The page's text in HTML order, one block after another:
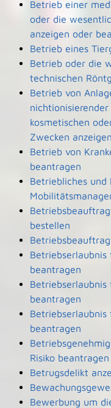
Betrieb einer
oder die
anzeigen oder
Betrieb eines
Betrieb oder die
technischen
Betrieb von
kosmetischen
Zwecken anzeigen
Betrieb von
beantragen
Betriebliches und
bestellen
beantragen
Betriebserlaubnis
beantragen
Betriebserlaubnis
beantragen
Risiko beantragen
Betrugsdelikt
Bewerbung um